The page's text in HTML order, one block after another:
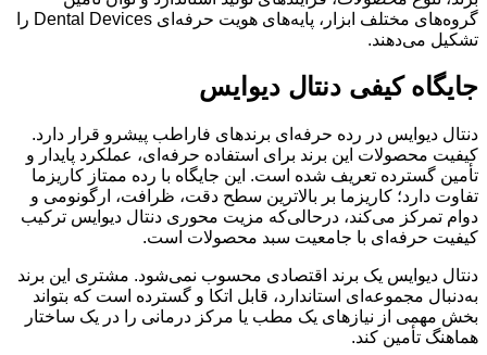
گروه‌های مختلف ابزار، پایه‌های هویت حرفه‌ای Dental Devices را
تشکیل می‌دهند.
جایگاه کیفی دنتال دیوایس
دنتال دیوایس در رده حرفه‌ای برندهای فاراطب پیشرو قرار دارد.
کیفیت محصولات این برند برای استفاده حرفه‌ای، عملکرد پایدار و
تأمین گسترده تعریف شده است. این جایگاه با رده ممتاز کاریزما
تفاوت دارد؛ کاریزما بر بالاترین سطح دقت، ظرافت، ارگونومی و
دوام تمرکز می‌کند، درحالی‌که مزیت محوری دنتال دیوایس ترکیب
کیفیت حرفه‌ای با جامعیت سبد محصولات است.
دنتال دیوایس یک برند اقتصادی محسوب نمی‌شود. مشتری این برند
به‌دنبال مجموعه‌ای استاندارد، قابل اتکا و گسترده است که بتواند
بخش مهمی از نیازهای یک مطب یا مرکز درمانی را در یک ساختار
هماهنگ تأمین کند.